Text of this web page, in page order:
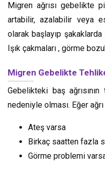
Migren ağrısı gebelikte
artabilir, azalabilir veya
olarak başlayıp şakaklarda
Işık çakmaları , görme
Migren Gebelikte
Gebelikteki baş
nedeniyle olması. Eğer
Ateş varsa
Birkaç saatten fazla
Görme problemi